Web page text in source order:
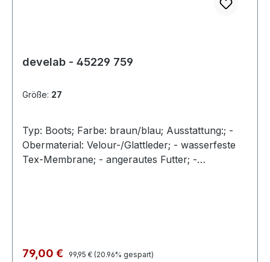
develab - 45229 759
Größe: 27
Typ: Boots; Farbe: braun/blau; Ausstattung:; -
Obermaterial: Velour-/Glattleder; - wasserfeste
Tex-Membrane; - angerautes Futter; -
Verkaufspreis:
79,00 € Regulärer Preis:
99,95 € (20.96% gespart)